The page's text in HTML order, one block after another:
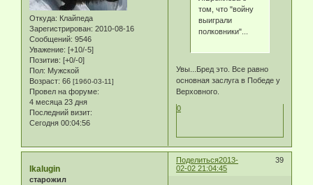
Откуда: Клайпеда
Зарегистрирован: 2010-08-16
Сообщений: 9546
Уважение: [+10/-5]
Позитив: [+0/-0]
Пол: Мужской
Возраст: 66 [1960-03-11]
Провел на форуме:
4 месяца 23 дня
Последний визит:
Сегодня 00:04:56
том, что "войну
выиграли
полковники"...
Увы...Бред это. Все равно
основная заслуга в Победе у
Верховного.
0
Поделиться 39
2013-
02-02 21:04:45
Ikalugin
старожил